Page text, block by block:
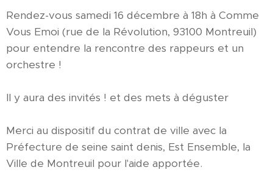
Rendez-vous samedi 16 décembre à 18h à Comme
Vous Emoi (rue de la Révolution, 93100 Montreuil)
pour entendre la rencontre des rappeurs et un
orchestre !
Il y aura des invités ! et des mets à déguster
Merci au dispositif du contrat de ville avec la
Préfecture de seine saint denis, Est Ensemble, la
Ville de Montreuil pour l'aide apportée.